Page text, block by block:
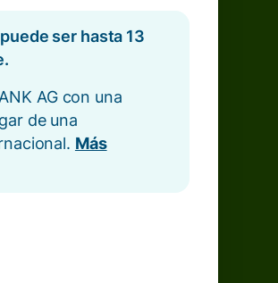
ser hasta 13
AG con una
de una
Más